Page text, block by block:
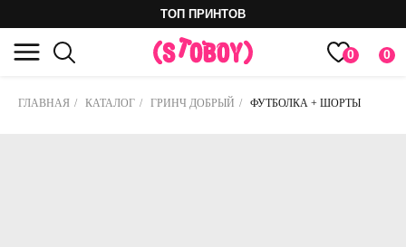
0
0
ТОП ПРИНТОВ
ГЛАВНАЯ / КАТАЛОГ / ГРИНЧ ДОБРЫЙ / ФУТБОЛКА + ШОРТЫ